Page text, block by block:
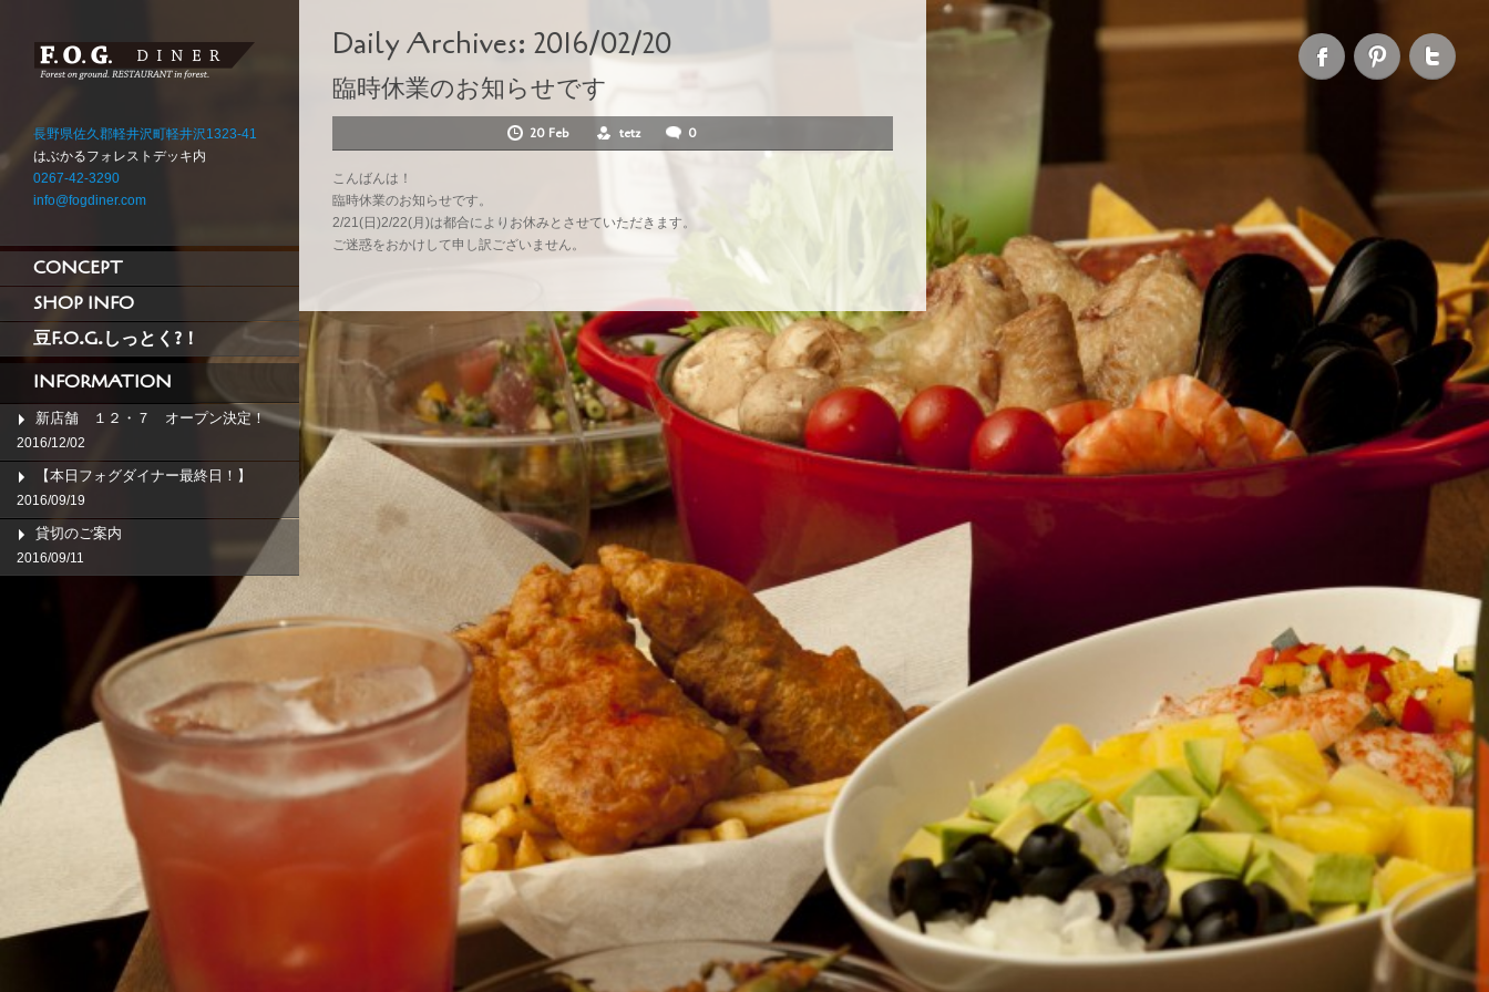
長野県佐久郡軽井沢町軽井沢1323-41
はぶかるフォレストデッキ内
0267-42-3290
info@fogdiner.com
CONCEPT
SHOP INFO
豆F.O.G.しっとく?！
INFORMATION
新店舗 １２・７ オープン決定！
2016/12/02
【本日フォグダイナー最終日！】
2016/09/19
貸切のご案内
2016/09/11
Daily Archives: 2016/02/20
臨時休業のお知らせです
20 Feb tetz 0
こんばんは！
臨時休業のお知らせです。
2/21(日)2/22(月)は都合によりお休みとさせていただきます。
ご迷惑をおかけして申し訳ございません。